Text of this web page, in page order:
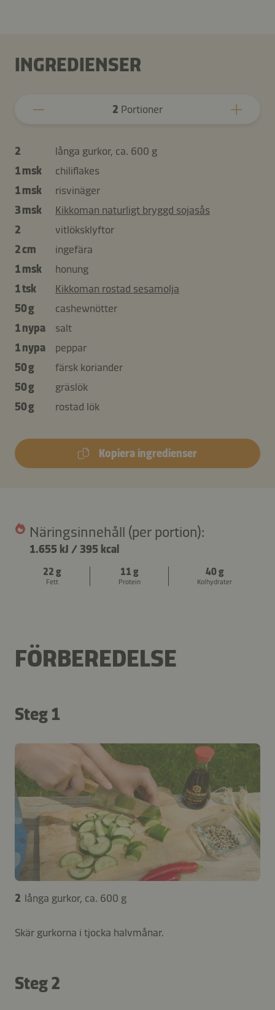
INGREDIENSER
2 Portioner
2
långa gurkor, ca. 600 g
1 msk
chiliflakes
1 msk
risvinäger
3 msk
Kikkoman naturligt bryggd sojasås
2
vitlöksklyftor
2 cm
ingefära
1 msk
honung
1 tsk
Kikkoman rostad sesamolja
50 g
cashewnötter
1 nypa
salt
1 nypa
peppar
50 g
färsk koriander
50 g
gräslök
50 g
rostad lök
Kopiera ingredienser
Näringsinnehåll (per portion):
1.655 kJ / 395 kcal
22 g
Fett
11 g
Protein
40 g
Kolhydrater
FÖRBEREDELSE
Steg 1
2 långa gurkor, ca. 600 g
Skär gurkorna i tjocka halvmånar.
Steg 2